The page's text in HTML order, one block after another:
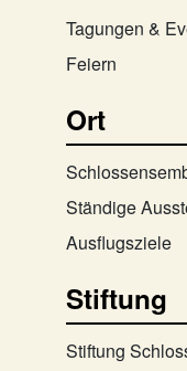
Tagungen &
Feiern
Ort
Ständige
Ausflugsziele
Stiftung
Stiftung